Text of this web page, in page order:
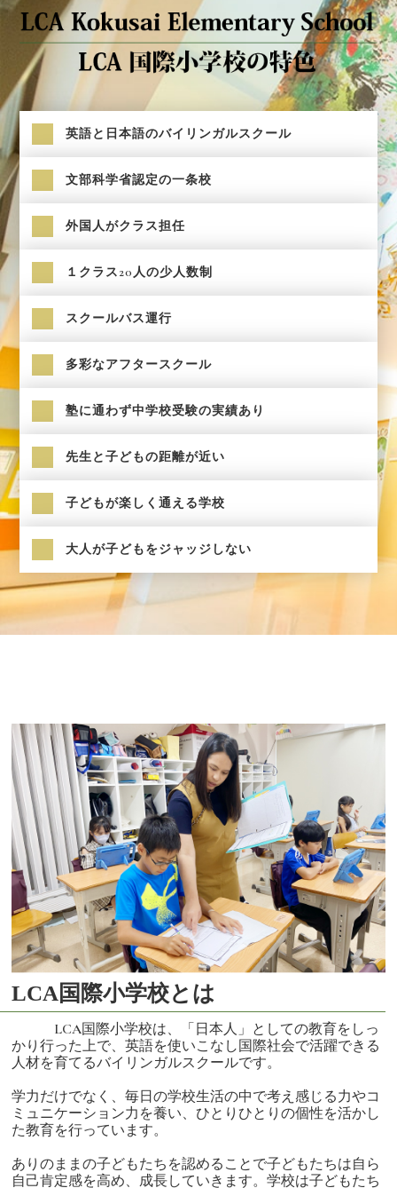
英語と日本語のバイリンガルスクール
文部科学省認定の一条校
外国人がクラス担任
１クラス20人の少人数制
スクールバス運行
多彩なアフタースクール
塾に通わず中学校受験の実績あり
先生と子どもの距離が近い
子どもが楽しく通える学校
大人が子どもをジャッジしない
LCA国際小学校とは
LCA国際小学校は、「日本人」としての教育をしっ
かり行った上で、英語を使いこなし国際社会で活躍できる
人材を育てるバイリンガルスクールです。
学力だけでなく、毎日の学校生活の中で考え感じる力やコ
ミュニケーション力を養い、ひとりひとりの個性を活かし
た教育を行っています。
ありのままの子どもたちを認めることで子どもたちは自ら
自己肯定感を高め、成長していきます。学校は子どもたち